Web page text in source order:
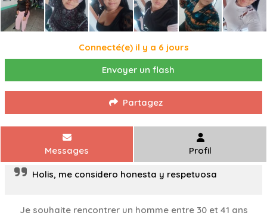
Connecté(e) il y a 6 jours
Envoyer un flash
Partagez
Messages Profil
Holis, me considero honesta y respetuosa
Je souhaite rencontrer un homme entre 30 et 41 ans